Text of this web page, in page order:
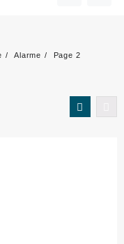
Alarme Page 2